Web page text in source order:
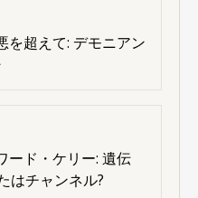
を超えて: デモニアン
ード・ケリー: 遺伝
はチャンネル?